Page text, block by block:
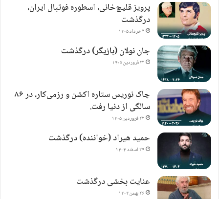
پرویز قلیچ‌خانی، اسطوره فوتبال ایران،
درگذشت
۳ خرداد ۱۴۰۵
جان نولان (بازیگر) درگذشت
۲۳ فروردین ۱۴۰۵
چاک نوریس ستاره اکشن و رزمی‌کار، در ۸۶
سالگی از دنیا رفت.
۲۲ فروردین ۱۴۰۵
حمید هیراد (خواننده) درگذشت
۲۴ اسفند ۱۴۰۴
عنایت بخشی درگذشت
۲۶ بهمن ۱۴۰۴